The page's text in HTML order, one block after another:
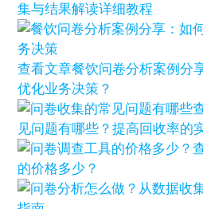
集与结果解读详细教程
查看文章餐饮问卷分析案例分
优化业务决策？
见问题有哪些？提高回收率的
的价格多少？